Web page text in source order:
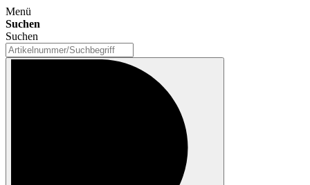
Menü
Suchen
Suchen